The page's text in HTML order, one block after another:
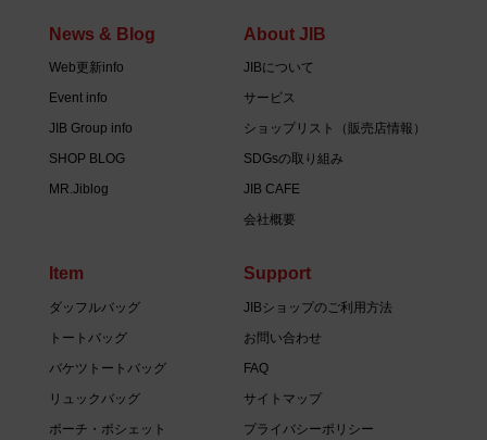
News & Blog
Web更新info
Event info
JIB Group info
SHOP BLOG
MR.Jiblog
About JIB
JIBについて
サービス
ショップリスト（販売店情報）
SDGsの取り組み
JIB CAFE
会社概要
Item
ダッフルバッグ
トートバッグ
バケツトートバッグ
リュックバッグ
ポーチ・ポシェット
Support
JIBショップのご利用方法
お問い合わせ
FAQ
サイトマップ
プライバシーポリシー